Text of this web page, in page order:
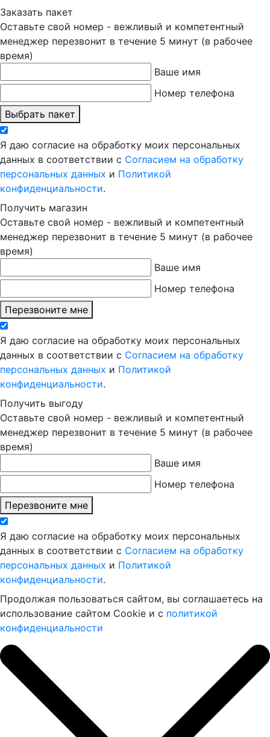
Заказать пакет
Оставьте свой номер - вежливый и компетентный
менеджер перезвонит в течение 5 минут (в рабочее
время)
Ваше имя
Номер телефона
Выбрать пакет
Я даю согласие на обработку моих персональных
данных в соответствии с Согласием на обработку
персональных данных и Политикой
конфиденциальности.
Получить магазин
Оставьте свой номер - вежливый и компетентный
менеджер перезвонит в течение 5 минут (в рабочее
время)
Ваше имя
Номер телефона
Перезвоните мне
Я даю согласие на обработку моих персональных
данных в соответствии с Согласием на обработку
персональных данных и Политикой
конфиденциальности.
Получить выгоду
Оставьте свой номер - вежливый и компетентный
менеджер перезвонит в течение 5 минут (в рабочее
время)
Ваше имя
Номер телефона
Перезвоните мне
Я даю согласие на обработку моих персональных
данных в соответствии с Согласием на обработку
персональных данных и Политикой
конфиденциальности.
Продолжая пользоваться сайтом, вы соглашаетесь на
использование сайтом Cookie и с политикой
конфиденциальности